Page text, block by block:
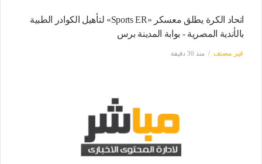
اتحاد الكرة يطلق معسكر «Sports ER» لتأهيل الكوادر الطبية
بالأندية المصرية - بوابة المدينة برس
غير مصنف منذ 30 دقيقة